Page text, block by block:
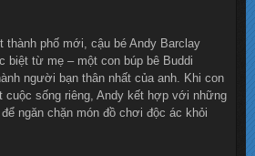
thành phố mới, cậu bé Andy Barclay
biệt từ mẹ – một con búp bê Buddi
người bạn thân nhất của anh. Khi con
cuộc sống riêng, Andy kết hợp với những
ngăn chặn món đồ chơi độc ác khỏi